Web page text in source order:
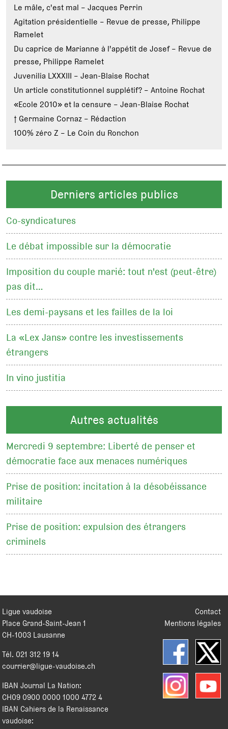
Le mâle, c'est mal – Jacques Perrin
Agitation présidentielle – Revue de presse, Philippe
Ramelet
Du caprice de Marianne à l'appétit de Josef – Revue de
presse, Philippe Ramelet
Juvenilia LXXXIII – Jean-Blaise Rochat
Un article constitutionnel supplétif? – Antoine Rochat
«Ecole 2010» et la censure – Jean-Blaise Rochat
† Germaine Cornaz – Rédaction
100% zéro Z – Le Coin du Ronchon
Derniers articles publics
Co-syndicatures
Le débat impossible sur la démocratie
Imposition du couple marié: tout n'est (peut-être)
pas dit…
Les demi-paysans et les failles de la loi
La «Lex Jans» contre les investissements
étrangers
In vino justitia
Autres actualités
Mercredi 9 septembre: Liberté de penser et
démocratie face aux menaces numériques
Prise de position: incitation à la désobéissance
militaire
Prise de position: expulsion des étrangers
criminels
Contact
Mentions légales
Ligue vaudoise
Place Grand-Saint-Jean 1
CH-1003 Lausanne
Tél. 021 312 19 14
courrier@ligue-vaudoise.ch
IBAN Journal La Nation:
CH09 0900 0000 1000 4772 4
IBAN Cahiers de la Renaissance
vaudoise: